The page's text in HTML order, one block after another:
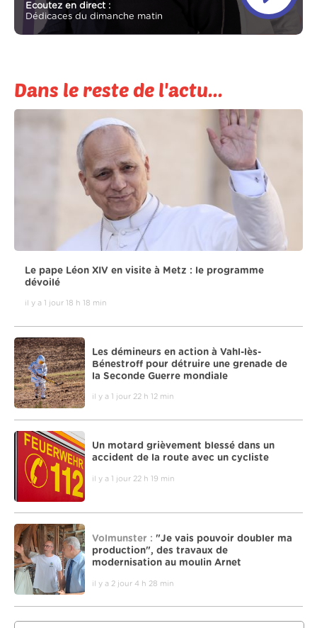
Ecoutez en direct :
Dédicaces du dimanche matin
Dans le reste de l'actu...
Le pape Léon XIV en visite à Metz : le programme
dévoilé
il y a 1 jour 18 h 18 min
Les démineurs en action à Vahl-lès-
Bénestroff pour détruire une grenade de
la Seconde Guerre mondiale
il y a 1 jour 22 h 12 min
Un motard grièvement blessé dans un
accident de la route avec un cycliste
il y a 1 jour 22 h 19 min
Volmunster : "Je vais pouvoir doubler ma
production", des travaux de
modernisation au moulin Arnet
il y a 2 jour 4 h 28 min